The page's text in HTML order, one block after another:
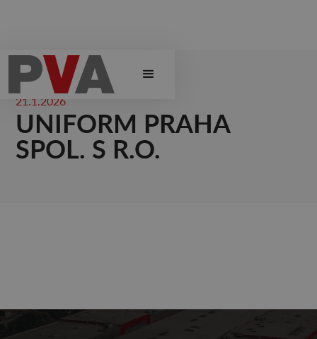
21.1.2026
UNIFORM PRAHA
SPOL. S R.O.